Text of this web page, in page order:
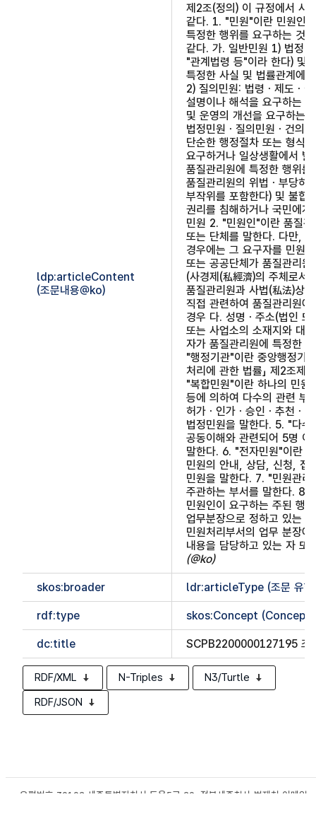
ldp:articleContent
(조문내용@ko)
제2조(정의) 이 규정에서 사
같다. 1. "민원"이란 민원인
특정한 행위를 요구하는 것
같다. 가. 일반민원 1) 법정
"관계법령 등"이라 한다) 및
특정한 사실 및 법률관계에
2) 질의민원: 법령ㆍ제도ㆍ
설명이나 해석을 요구하는
및 운영의 개선을 요구하는
법정민원ㆍ질의민원ㆍ건의
단순한 행정절차 또는 형식
요구하거나 일상생활에서
품질관리원에 특정한 행위
품질관리원의 위법ㆍ부당하
부작위를 포함한다) 및 불합
권리를 침해하거나 국민에
민원 2. "민원인"이란 품질
또는 단체를 말한다. 다만,
경우에는 그 요구자를 민원
또는 공공단체가 품질관리
(사경제(私經濟)의 주체로서
품질관리원과 사법(私法)상
직접 관련하여 품질관리원
경우 다. 성명ㆍ주소(법인
또는 사업소의 소재지와 대
자가 품질관리원에 특정한
"행정기관"이란 중앙행정기
처리에 관한 법률」 제2조제
"복합민원"이란 하나의 민원
등에 의하여 다수의 관련 부
허가ㆍ인가ㆍ승인ㆍ추천ㆍ
법정민원을 말한다. 5. "다
공동이해와 관련되어 5명 이
말한다. 6. "전자민원"이란
민원의 안내, 상담, 신청, 접
민원을 말한다. 7. "민원관리
주관하는 부서를 말한다. 8.
민원인이 요구하는 주된 행위
업무분장으로 정하고 있는
민원처리부서의 업무 분장
내용을 담당하고 있는 자 또
(@ko)
skos:broader ldr:articleType (조문 유형
rdf:type skos:Concept
dc:title SCPB2200000127195 조
RDF/XML N-Triples
N3/Turtle
RDF/JSON
우편번호 30102 세종특별자치시 도움5로 20, 정부세종청사 법제처 이메일